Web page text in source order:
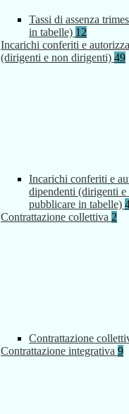
Tassi di assenza
in tabelle) 12
Incarichi conferiti e
(dirigenti e non dirigenti) 49
Incarichi conferiti e
dipendenti (dirigenti
pubblicare in tabelle)
Contrattazione collettiva 2
Contrattazione
Contrattazione integrativa 9